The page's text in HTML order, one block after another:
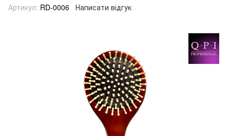
Артикул: RD-0006 Написати відгук